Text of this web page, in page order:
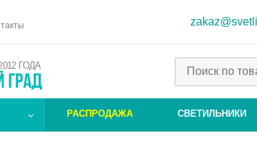
ГОДА
РАСПРОДАЖА СВЕТИЛЬНИКИ